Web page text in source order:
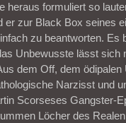
heraus formuliert so
er zur Black Box seines
zu beantworten. Es
Unbewusste lässt sich
dem Off, dem
Narzisst und
Scorseses Gangster-
Löcher des